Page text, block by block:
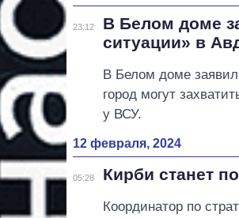
23:12
В Белом доме
ситуации» в
В Белом доме
город могут
у ВСУ.
12 февраля, 2024
05:28 Кирби станет
Координатор по